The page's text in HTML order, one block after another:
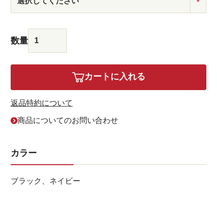
カートに入れる
返品特約について
商品についてのお問い合わせ
カラー
ブラック、ネイビー